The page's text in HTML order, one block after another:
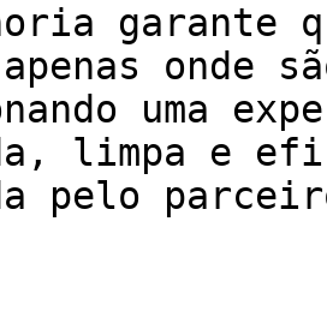
garante
onde
uma
limpa e